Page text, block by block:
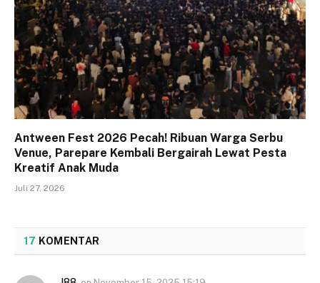
Antween Fest 2026 Pecah! Ribuan Warga Serbu
Venue, Parepare Kembali Bergairah Lewat Pesta
Kreatif Anak Muda
Juli 27, 2026
17 KOMENTAR